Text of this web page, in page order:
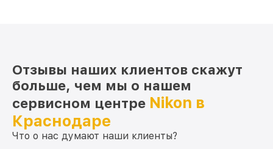
Отзывы наших клиентов скажут
больше, чем мы о нашем
сервисном центре Nikon в
Краснодаре
Что о нас думают наши клиенты?